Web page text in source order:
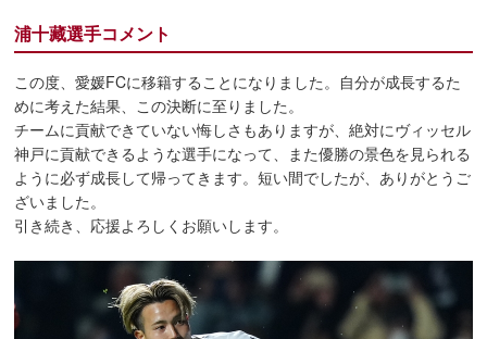
浦十藏選手コメント
この度、愛媛FCに移籍することになりました。自分が成長するた
めに考えた結果、この決断に至りました。
チームに貢献できていない悔しさもありますが、絶対にヴィッセル
神戸に貢献できるような選手になって、また優勝の景色を見られる
ように必ず成長して帰ってきます。短い間でしたが、ありがとうご
ざいました。
引き続き、応援よろしくお願いします。